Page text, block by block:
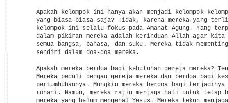
Apakah kelompok ini hanya akan menjadi kelompok-
yang biasa-biasa saja? Tidak, karena mereka yang
kelompok ini selalu fokus pada Amanat Agung. Yang
dalam pikiran mereka adalah kerinduan Allah agar kita
semua bangsa, bahasa, dan suku. Mereka tidak
     sendiri dalam doa-doa mereka.
Apakah mereka berdoa bagi kebutuhan gereja mereka?
Mereka peduli dengan gereja mereka dan berdoa bagi
pertumbuhannya. Mungkin mereka berdoa bagi terjadinya
rohani. Namun, mereka rajin menjaga hati untuk tetap
mereka yang belum mengenal Yesus. Mereka tekun